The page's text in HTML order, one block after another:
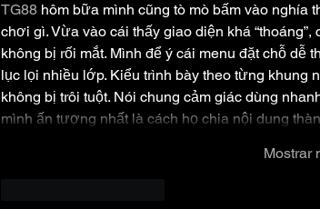
TG88 hôm bữa mình cũng tò mò bấm vào nghía
chơi gì. Vừa vào cái thấy giao diện khá
không bị rối mắt. Mình để ý cái menu đặt chỗ dễ
lục lọi nhiều lớp. Kiểu trình bày theo từng khung
không bị trôi tuột. Nói chung cảm giác dùng
mình ấn tượng nhất là cách họ chia nội dung
Mostrar